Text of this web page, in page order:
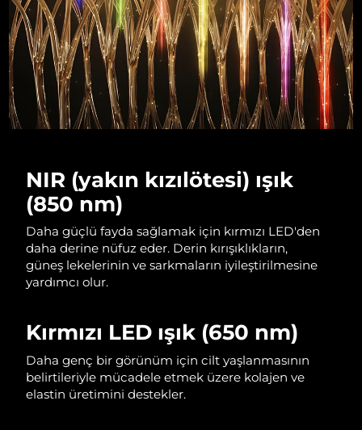
NIR (yakın kızılötesi) ışık
(850 nm)
Daha güçlü fayda sağlamak için kırmızı LED'den
daha derine nüfuz eder. Derin kırışıklıkların,
güneş lekelerinin ve sarkmaların iyileştirilmesine
yardımcı olur.
Kırmızı LED ışık (650 nm)
Daha genç bir görünüm için cilt yaşlanmasının
belirtileriyle mücadele etmek üzere kolajen ve
elastin üretimini destekler.
Çin Makao ÖİB Tahmini teslim tarihi8/12/26
Malezya Tahmini teslim tarihi8/13/26
Malta Tahmini teslim tarihi8/10/26
Monako Tahmini teslim tarihi
Hollanda Tahmini teslim tarihi8/10/26
Yeni Zelanda Tahmini teslim tarihi8/10/26
Umman Tahmini teslim tarihi8/13/26
Filipinler Tahmini teslim tarihi8/13/26